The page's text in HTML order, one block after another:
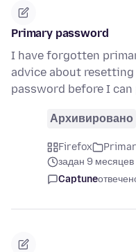
Primary password
I have forgotten
advice about
password before I
Архивировано
Firefox
задан 9 месяцев
Captune